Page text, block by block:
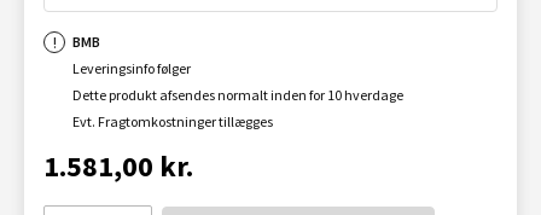
BMB
Leveringsinfo følger
Dette produkt afsendes normalt inden for 10 hverdage
Evt. Fragtomkostninger tillægges
1.581,00 kr.